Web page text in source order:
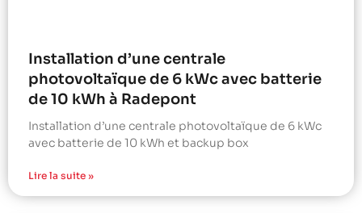
Installation d’une centrale
photovoltaïque de 6 kWc avec batterie
de 10 kWh à Radepont
Installation d’une centrale photovoltaïque de 6 kWc
avec batterie de 10 kWh et backup box
Lire la suite »